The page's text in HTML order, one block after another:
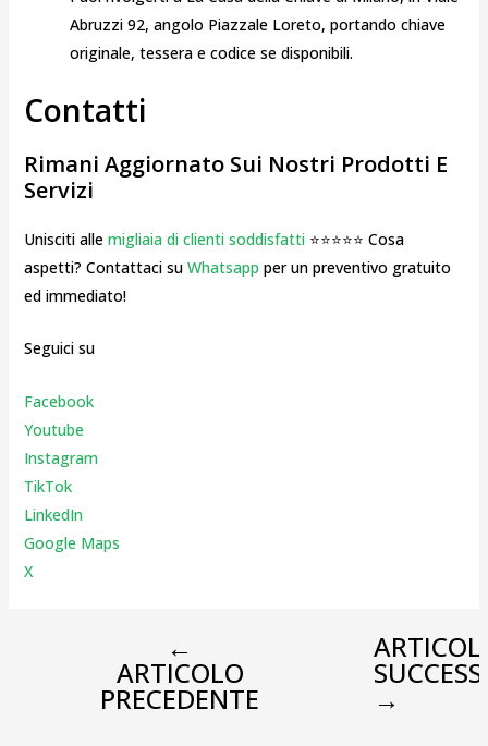
Abruzzi 92, angolo Piazzale Loreto, portando chiave
originale, tessera e codice se disponibili.
Contatti
Rimani Aggiornato Sui Nostri Prodotti E
Servizi
Unisciti alle migliaia di clienti soddisfatti⭐⭐⭐⭐⭐ Cosa
aspetti? Contattaci su Whatsapp per un preventivo gratuito
ed immediato!
Seguici su
Facebook
Youtube
Instagram
TikTok
LinkedIn
Google Maps
X
←
ARTICOLO
PRECEDENTE →